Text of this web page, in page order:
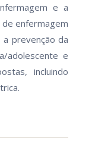
e a
enfermagem
prevenção da
adolescente e
incluindo